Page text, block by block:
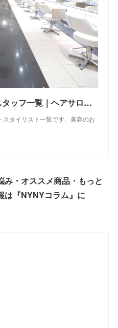
美容室 NYNY 姫路店のスタッフ一覧｜ヘアサロン・美容院｜ニューヨークニューヨーク
タイリスト一覧です。美容のお
み・オススメ商品・もっと
は『NYNYコラム』に